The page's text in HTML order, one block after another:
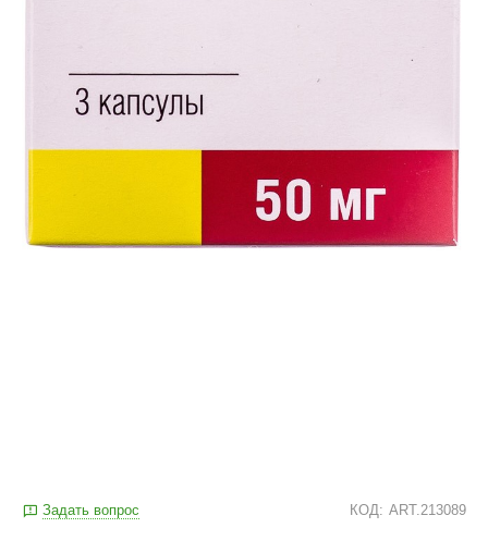
Задать вопрос КОД: ART.213089